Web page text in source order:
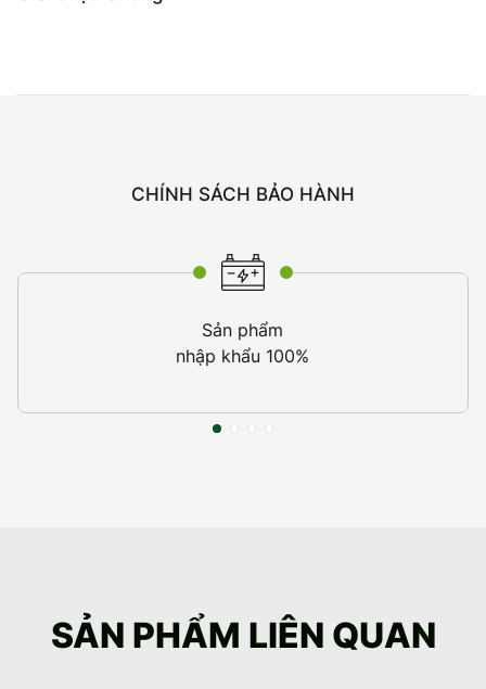
CHÍNH SÁCH BẢO HÀNH
Sản phẩm
nhập khẩu 100%
SẢN PHẨM LIÊN QUAN